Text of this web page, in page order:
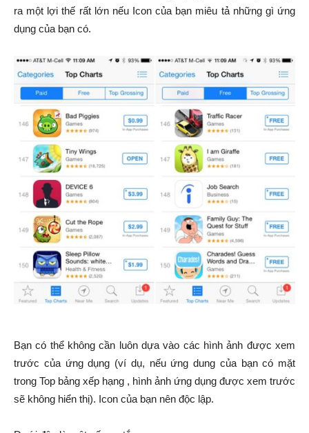
ra một lợi thế rất lớn nếu Icon của bạn miêu tả những gì ứng
dụng của bạn có.
Bạn có thể không cần luôn dựa vào các hình ảnh được xem
trước của ứng dụng (ví dụ, nếu ứng dung của bạn có mặt
trong Top bảng xếp hạng , hình ảnh ứng dụng được xem trước
sẽ không hiển thị). Icon của bạn nên độc lập.